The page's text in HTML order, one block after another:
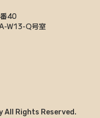
40
W13-Q号室
All Rights Reserved.